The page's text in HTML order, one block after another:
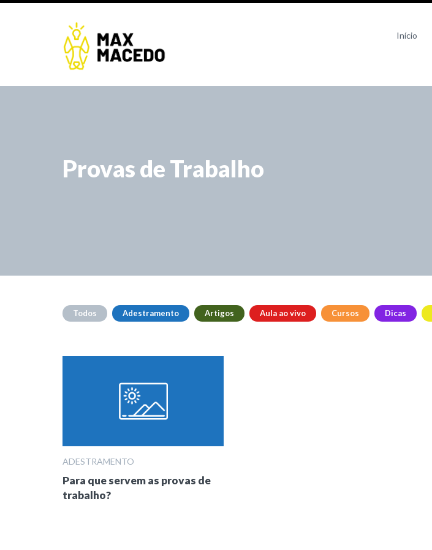
Início
Provas de Trabalho
Todos Adestramento Artigos Aula ao vivo Cursos Dicas
ADESTRAMENTO
Para que servem as provas de
trabalho?